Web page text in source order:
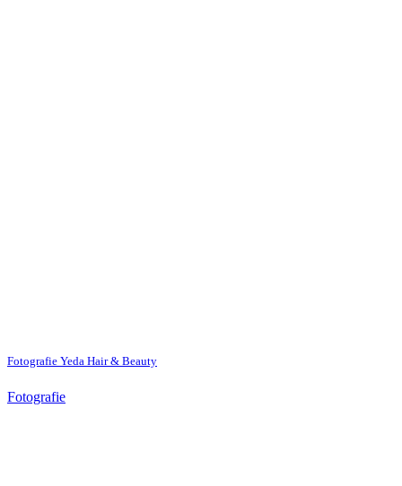
Fotografie Yeda Hair & Beauty
Fotografie